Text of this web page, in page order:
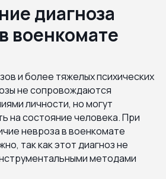
диагноза
военкомате
и более тяжелых психических
не сопровождаются
личности, но могут
на состояние человека. При
невроза в военкомате
так как этот диагноз не
методами